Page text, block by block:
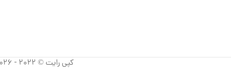
کپی رایت © 2022 - 2026 آپیم، تمامی حقوق استفاده از مطالب برای شرکت آپیم محفوظ است.